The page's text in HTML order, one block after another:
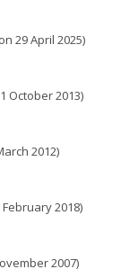
29 April 2025)
October 2013)
2012)
2018)
2007)